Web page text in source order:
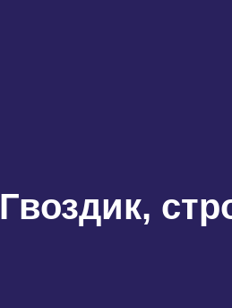
Гвоздик,